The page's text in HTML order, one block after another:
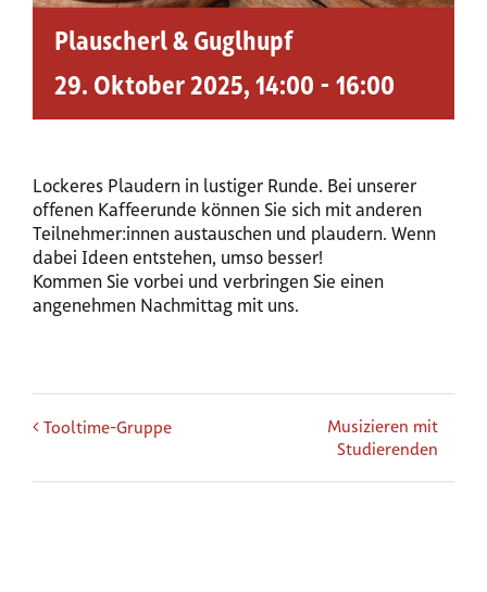
Plauscherl & Guglhupf
29. Oktober 2025, 14:00 - 16:00
Lockeres Plaudern in lustiger Runde. Bei unserer
offenen Kaffeerunde können Sie sich mit anderen
Teilnehmer:innen austauschen und plaudern. Wenn
dabei Ideen entstehen, umso besser!
Kommen Sie vorbei und verbringen Sie einen
angenehmen Nachmittag mit uns.
Tooltime-Gruppe
Musizieren mit
Studierenden